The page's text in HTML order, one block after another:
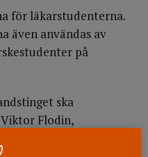
för läkarstudenterna.
även användas av
på
ska
Flodin,
studentkår.